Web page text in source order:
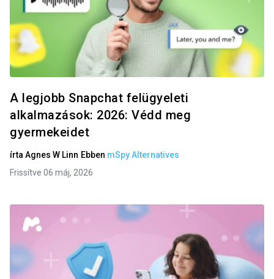
A legjobb Snapchat felügyeleti
alkalmazások: 2026: Védd meg
gyermekeidet
írta Agnes W Linn Ebben mSpy Alternatives
Frissítve 06 máj, 2026